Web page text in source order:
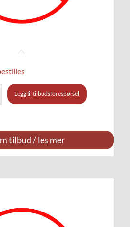
Legg til tilbudsforespørsel
tilbud / les mer